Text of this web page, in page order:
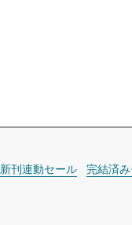
新刊連動セール 完結済